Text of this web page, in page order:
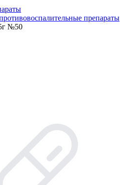
препараты
№50